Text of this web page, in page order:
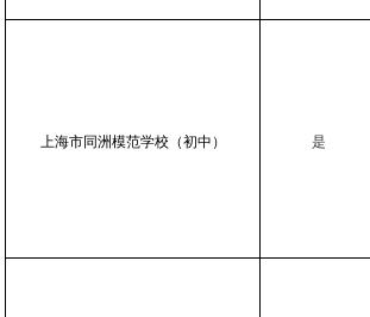
上海市同洲模范学校（初中） 是